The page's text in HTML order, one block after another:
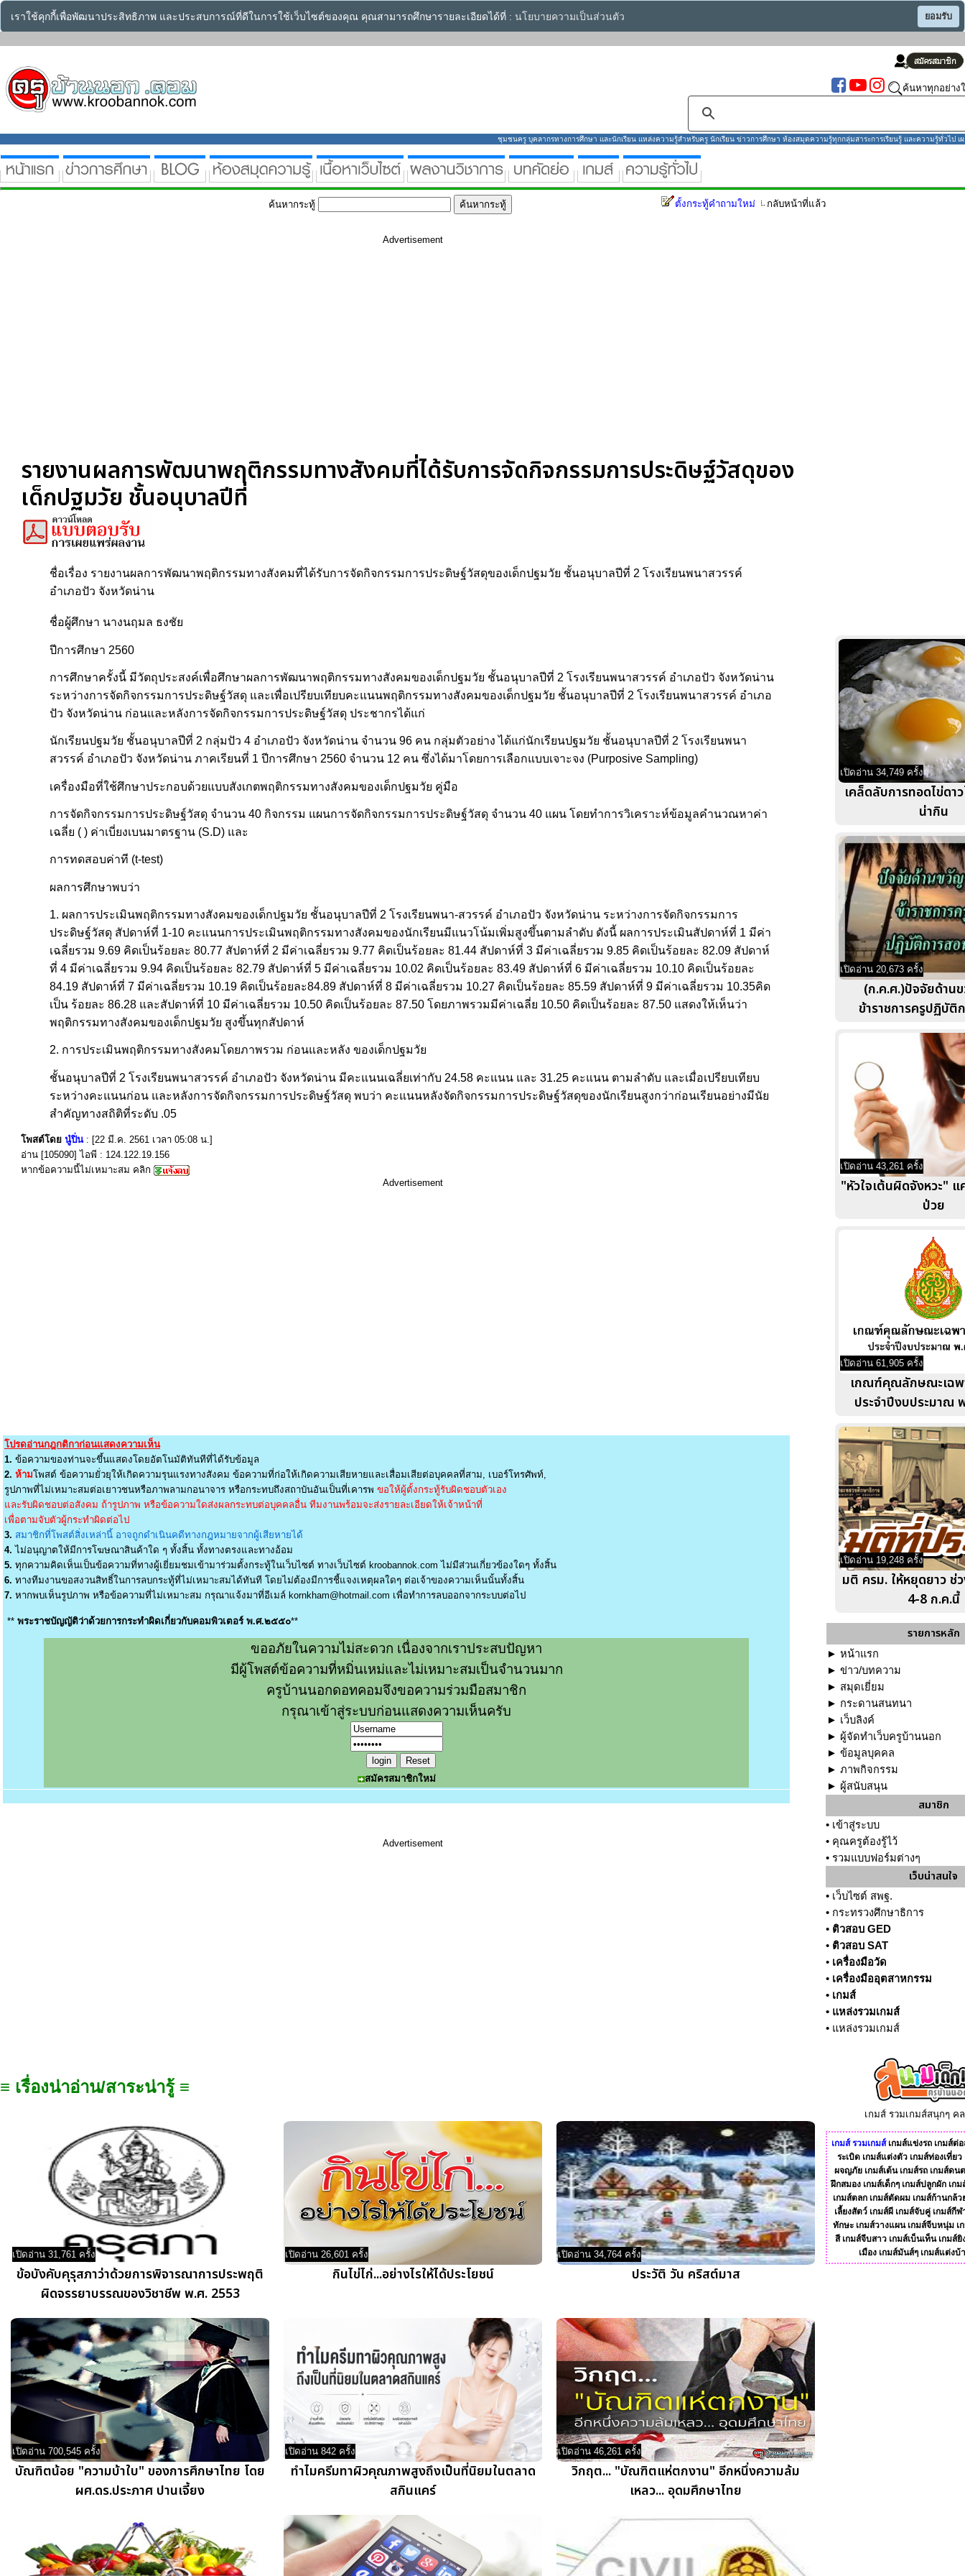
เราใช้คุกกี้เพื่อพัฒนาประสิทธิภาพ และประสบการณ์ที่ดีในการใช้เว็บไซต์ของคุณ คุณสามารถศึกษารายละเอียดได้ที่ : นโยบายความเป็นส่วนตัว ยอมรับ
ค้นหาทุกอย่าง
ชุมชนครู บุคลากรทางการศึกษา และนักเรียน แหล่งความรู้สำหรับครู นักเรียน ข่าวการศึกษา ห้องสมุดความรู้ทุกกลุ่มสาระการเรียนรู้ และความรู้ทั่วไป เ
ค้นหากระทู้ ตั้งกระทู้คำถามใหม่ กลับหน้าที่แล้ว
Advertisement
รายงานผลการพัฒนาพฤติกรรมทางสังคมที่ได้รับการจัดกิจกรรมการประดิษฐ์วัสดุของ
เด็กปฐมวัย ชั้นอนุบาลปีที่
ชื่อเรื่อง รายงานผลการพัฒนาพฤติกรรมทางสังคมที่ได้รับการจัดกิจกรรมการประดิษฐ์วัสดุของเด็กปฐมวัย ชั้นอนุบาลปีที่ 2 โรงเรียนพนาสวรรค์
อำเภอปัว จังหวัดน่าน
ชื่อผู้ศึกษา นางนฤมล ธงชัย
ปีการศึกษา 2560
การศึกษาครั้งนี้ มีวัตถุประสงค์เพื่อศึกษาผลการพัฒนาพฤติกรรมทางสังคมของเด็กปฐมวัย ชั้นอนุบาลปีที่ 2 โรงเรียนพนาสวรรค์ อำเภอปัว จังหวัดน่าน
ระหว่างการจัดกิจกรรมการประดิษฐ์วัสดุ และเพื่อเปรียบเทียบคะแนนพฤติกรรมทางสังคมของเด็กปฐมวัย ชั้นอนุบาลปีที่ 2 โรงเรียนพนาสวรรค์ อำเภอ
ปัว จังหวัดน่าน ก่อนและหลังการจัดกิจกรรมการประดิษฐ์วัสดุ ประชากรได้แก่
นักเรียนปฐมวัย ชั้นอนุบาลปีที่ 2 กลุ่มปัว 4 อำเภอปัว จังหวัดน่าน จำนวน 96 คน กลุ่มตัวอย่าง ได้แก่นักเรียนปฐมวัย ชั้นอนุบาลปีที่ 2 โรงเรียนพนา
สวรรค์ อำเภอปัว จังหวัดน่าน ภาคเรียนที่ 1 ปีการศึกษา 2560 จำนวน 12 คน ซึ่งได้มาโดยการเลือกแบบเจาะจง (Purposive Sampling)
เครื่องมือที่ใช้ศึกษาประกอบด้วยแบบสังเกตพฤติกรรมทางสังคมของเด็กปฐมวัย คู่มือ
การจัดกิจกรรมการประดิษฐ์วัสดุ จำนวน 40 กิจกรรม แผนการจัดกิจกรรมการประดิษฐ์วัสดุ จำนวน 40 แผน โดยทำการวิเคราะห์ข้อมูลคำนวณหาค่า
เฉลี่ย ( ) ค่าเบี่ยงเบนมาตรฐาน (S.D) และ
การทดสอบค่าที (t-test)
ผลการศึกษาพบว่า
1. ผลการประเมินพฤติกรรมทางสังคมของเด็กปฐมวัย ชั้นอนุบาลปีที่ 2 โรงเรียนพนา-สวรรค์ อำเภอปัว จังหวัดน่าน ระหว่างการจัดกิจกรรมการ
ประดิษฐ์วัสดุ สัปดาห์ที่ 1-10 คะแนนการประเมินพฤติกรรมทางสังคมของนักเรียนมีแนวโน้มเพิ่มสูงขึ้นตามลำดับ ดังนี้ ผลการประเมินสัปดาห์ที่ 1 มีค่า
เฉลี่ยรวม 9.69 คิดเป็นร้อยละ 80.77 สัปดาห์ที่ 2 มีค่าเฉลี่ยรวม 9.77 คิดเป็นร้อยละ 81.44 สัปดาห์ที่ 3 มีค่าเฉลี่ยรวม 9.85 คิดเป็นร้อยละ 82.09 สัปดาห์
ที่ 4 มีค่าเฉลี่ยรวม 9.94 คิดเป็นร้อยละ 82.79 สัปดาห์ที่ 5 มีค่าเฉลี่ยรวม 10.02 คิดเป็นร้อยละ 83.49 สัปดาห์ที่ 6 มีค่าเฉลี่ยรวม 10.10 คิดเป็นร้อยละ
84.19 สัปดาห์ที่ 7 มีค่าเฉลี่ยรวม 10.19 คิดเป็นร้อยละ84.89 สัปดาห์ที่ 8 มีค่าเฉลี่ยรวม 10.27 คิดเป็นร้อยละ 85.59 สัปดาห์ที่ 9 มีค่าเฉลี่ยรวม 10.35คิด
เป็น ร้อยละ 86.28 และสัปดาห์ที่ 10 มีค่าเฉลี่ยรวม 10.50 คิดเป็นร้อยละ 87.50 โดยภาพรวมมีค่าเฉลี่ย 10.50 คิดเป็นร้อยละ 87.50 แสดงให้เห็นว่า
พฤติกรรมทางสังคมของเด็กปฐมวัย สูงขึ้นทุกสัปดาห์
2. การประเมินพฤติกรรมทางสังคมโดยภาพรวม ก่อนและหลัง ของเด็กปฐมวัย
ชั้นอนุบาลปีที่ 2 โรงเรียนพนาสวรรค์ อำเภอปัว จังหวัดน่าน มีคะแนนเฉลี่ยเท่ากับ 24.58 คะแนน และ 31.25 คะแนน ตามลำดับ และเมื่อเปรียบเทียบ
ระหว่างคะแนนก่อน และหลังการจัดกิจกรรมการประดิษฐ์วัสดุ พบว่า คะแนนหลังจัดกิจกรรมการประดิษฐ์วัสดุของนักเรียนสูงกว่าก่อนเรียนอย่างมีนัย
สำคัญทางสถิติที่ระดับ .05
โพสต์โดย นู๋ปิ่น : [22 มี.ค. 2561 เวลา 05:08 น.]
อ่าน [105090] ไอพี : 124.122.19.156
หากข้อความนี้ไม่เหมาะสม คลิก
Advertisement
โปรดอ่านกฎกติกาก่อนแสดงความเห็น
1. ข้อความของท่านจะขึ้นแสดงโดยอัตโนมัติทันทีที่ได้รับข้อมูล
2. ห้ามโพสต์ ข้อความยั่วยุให้เกิดความรุนแรงทางสังคม ข้อความที่ก่อให้เกิดความเสียหายและเสื่อมเสียต่อบุคคลที่สาม, เบอร์โทรศัพท์,
รูปภาพที่ไม่เหมาะสมต่อเยาวชนหรือภาพลามกอนาจาร หรือกระทบถึงสถาบันอันเป็นที่เคารพ ขอให้ผู้ตั้งกระทู้รับผิดชอบตัวเอง
และรับผิดชอบต่อสังคม ถ้ารูปภาพ หรือข้อความใดส่งผลกระทบต่อบุคคลอื่น ทีมงานพร้อมจะส่งรายละเอียดให้เจ้าหน้าที่
เพื่อตามจับตัวผู้กระทำผิดต่อไป
3. สมาชิกที่โพสต์สิ่งเหล่านี้ อาจถูกดำเนินคดีทางกฎหมายจากผู้เสียหายได้
4. ไม่อนุญาตให้มีการโฆษณาสินค้าใด ๆ ทั้งสิ้น ทั้งทางตรงและทางอ้อม
5. ทุกความคิดเห็นเป็นข้อความที่ทางผู้เยี่ยมชมเข้ามาร่วมตั้งกระทู้ในเว็บไซต์ ทางเว็บไซต์ kroobannok.com ไม่มีส่วนเกี่ยวข้องใดๆ ทั้งสิ้น
6. ทางทีมงานขอสงวนสิทธิ์ในการลบกระทู้ที่ไม่เหมาะสมได้ทันที โดยไม่ต้องมีการชี้แจงเหตุผลใดๆ ต่อเจ้าของความเห็นนั้นทั้งสิ้น
7. หากพบเห็นรูปภาพ หรือข้อความที่ไม่เหมาะสม กรุณาแจ้งมาที่อีเมล์ kornkham@hotmail.com เพื่อทำการลบออกจากระบบต่อไป
** พระราชบัญญัติว่าด้วยการกระทำผิดเกี่ยวกับคอมพิวเตอร์ พ.ศ.๒๕๕๐**
ขออภัยในความไม่สะดวก เนื่องจากเราประสบปัญหา
มีผู้โพสต์ข้อความที่หมิ่นเหม่และไม่เหมาะสมเป็นจำนวนมาก
ครูบ้านนอกดอทคอมจึงขอความร่วมมือสมาชิก
กรุณาเข้าสู่ระบบก่อนแสดงความเห็นครับ
สมัครสมาชิกใหม่
Advertisement
≡ เรื่องน่าอ่าน/สาระน่ารู้ ≡
เปิดอ่าน 31,761 ครั้ง
ข้อบังคับคุรุสภาว่าด้วยการพิจารณาการประพฤติ
ผิดจรรยาบรรณของวิชาชีพ พ.ศ. 2553
เปิดอ่าน 26,601 ครั้ง
กินไข่ไก่...อย่างไรให้ได้ประโยชน์
เปิดอ่าน 34,764 ครั้ง
ประวัติ วัน คริสต์มาส
เปิดอ่าน 700,545 ครั้ง
บัณฑิตน้อย "ความบ้าใบ" ของการศึกษาไทย โดย
ผศ.ดร.ประภาศ ปานเจี้ยง
เปิดอ่าน 842 ครั้ง
ทำไมครีมทาผิวคุณภาพสูงถึงเป็นที่นิยมในตลาด
สกินแคร์
เปิดอ่าน 46,261 ครั้ง
วิกฤต... "บัณฑิตแห่ตกงาน" อีกหนึ่งความล้ม
เหลว... อุดมศึกษาไทย
เปิดอ่าน 34,749 ครั้ง
เคล็ดลับการทอดไข่ดา
น่ากิน
เปิดอ่าน 20,673 ครั้ง
(ก.ค.ศ.)ปัจจัยด้าน
ข้าราชการครูปฏิบัติ
เปิดอ่าน 43,261 ครั้ง
"หัวใจเต้นผิดจังหวะ"
ป่วย
เปิดอ่าน 61,905 ครั้ง
เกณฑ์คุณลักษณะเฉ
ประจำปีงบประมาณ
เปิดอ่าน 19,248 ครั้ง
มติ ครม. ให้หยุดยาว ช่
4-8 ก.ค.นี้
รายการหลัก
► หน้าแรก
► ข่าว/บทความ
► สมุดเยี่ยม
► กระดานสนทนา
► เว็บลิงค์
► ผู้จัดทำเว็บครูบ้านนอก
► ข้อมูลบุคคล
► ภาพกิจกรรม
► ผู้สนับสนุน
สมาชิก
• เข้าสู่ระบบ
• คุณครูต้องรู้ไว้
• รวมแบบฟอร์มต่างๆ
เว็บน่าสนใจ
• เว็บไซต์ สพฐ.
• กระทรวงศึกษาธิการ
• ติวสอบ GED
• ติวสอบ SAT
• เครื่องมือวัด
• เครื่องมืออุตสาหกรรม
• เกมส์
• แหล่งรวมเกมส์
• แหล่งรวมเกมส์
เกมส์ รวมเกมส์สนุกๆ ค
เกมส์ รวมเกมส์ เกมส์แข่งรถ เกมส์ต่อ
ระเบิด เกมส์แต่งตัว เกมส์ท่องเที่ยว
ผจญภัย เกมส์เต้น เกมส์รถ เกมส์ดน
ฝึกสมอง เกมส์เด็กๆ เกมส์ปลูกผัก เก
เกมส์ตลก เกมส์ตัดผม เกมส์ก้านกล้ว
เลี้ยงสัตว์ เกมส์ผี เกมส์จับคู่ เกมส์กีฬ
ทักษะ เกมส์วางแผน เกมส์จีบหนุ่ม เ
สี เกมส์จีบสาว เกมส์เบ็นเท็น เกมส์ยิ
เมือง เกมส์มันส์ๆ เกมส์แต่งบ้